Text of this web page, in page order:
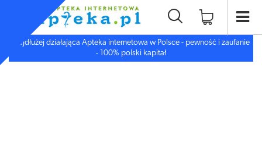
Najdłużej działająca Apteka internetowa w Polsce - pewność i zaufanie
- 100% polski kapitał